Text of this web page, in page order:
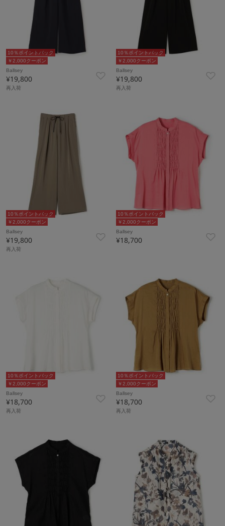
￥2,000クーポン
10％ポイントバック
Ballsey
¥19,800
再入荷
￥2,000クーポン
10％ポイントバック
Ballsey
¥19,800
再入荷
￥2,000クーポン
10％ポイントバック
Ballsey
¥19,800
再入荷
￥2,000クーポン
10％ポイントバック
Ballsey
¥18,700
￥2,000クーポン
10％ポイントバック
Ballsey
¥18,700
再入荷
￥2,000クーポン
10％ポイントバック
Ballsey
¥18,700
再入荷